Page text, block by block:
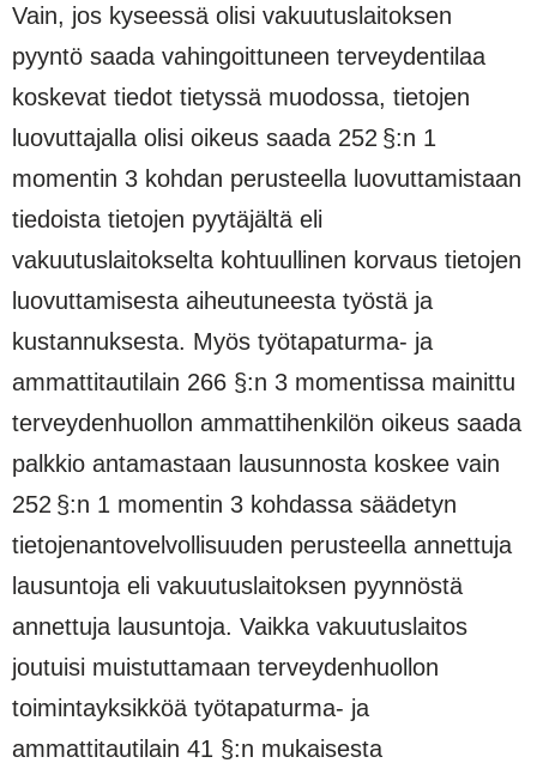
Vain, jos kyseessä olisi vakuutuslaitoksen
pyyntö saada vahingoittuneen terveydentilaa
koskevat tiedot tietyssä muodossa, tietojen
luovuttajalla olisi oikeus saada 252 §:n 1
momentin 3 kohdan perusteella luovuttamistaan
tiedoista tietojen pyytäjältä eli
vakuutuslaitokselta kohtuullinen korvaus tietojen
luovuttamisesta aiheutuneesta työstä ja
kustannuksesta. Myös työtapaturma- ja
ammattitautilain 266 §:n 3 momentissa mainittu
terveydenhuollon ammattihenkilön oikeus saada
palkkio antamastaan lausunnosta koskee vain
252 §:n 1 momentin 3 kohdassa säädetyn
tietojenantovelvollisuuden perusteella annettuja
lausuntoja eli vakuutuslaitoksen pyynnöstä
annettuja lausuntoja. Vaikka vakuutuslaitos
joutuisi muistuttamaan terveydenhuollon
toimintayksikköä työtapaturma- ja
ammattitautilain 41 §:n mukaisesta